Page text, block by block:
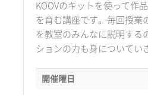
KOOVのキットを使って作
を育む講座です。毎回授業
を教室のみんなに説明する
ションの力も身についてい
開催曜日